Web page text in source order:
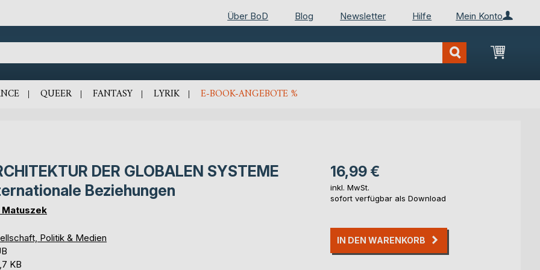
Mein Konto
Über BoD Blog Newsletter Hilfe
Mein
QUEER FANTASY LYRIK E-BOOK-ANGEBOTE %
DER GLOBALEN SYSTEME
Beziehungen
Matuszek
Politik & Medien
KB
16,99 €
inkl. MwSt.
sofort verfügbar als Download
IN DEN WARENKORB